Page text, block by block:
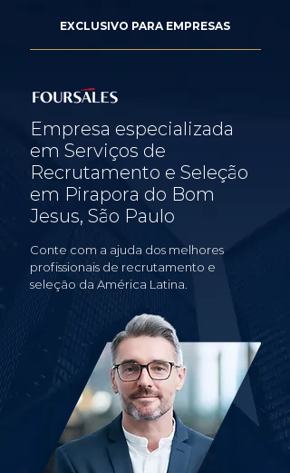
EXCLUSIVO PARA EMPRESAS
Empresa especializada
em Serviços de
Recrutamento e Seleção
em Pirapora do Bom
Jesus, São Paulo
Conte com a ajuda dos melhores
profissionais de recrutamento e
seleção da América Latina.